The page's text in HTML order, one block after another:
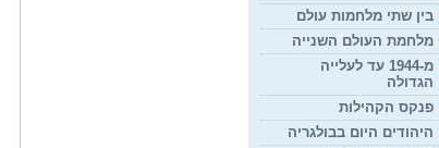
בין שתי מלחמות עולם
מלחמת העולם השנייה
מ-1944 עד לעלייה
הגדולה
פנקס הקהילות
היהודים היום בבולגריה